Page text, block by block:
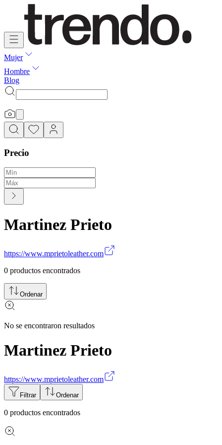
Mujer
Hombre
Blog
Precio
Martinez Prieto
https://www.mprietoleather.com
0 productos encontrados
Ordenar
No se encontraron resultados
Martinez Prieto
https://www.mprietoleather.com
Filtrar Ordenar
0 productos encontrados